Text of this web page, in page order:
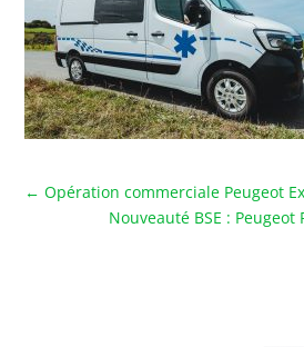
←Opération commerciale Peugeot
Nouveauté BSE :